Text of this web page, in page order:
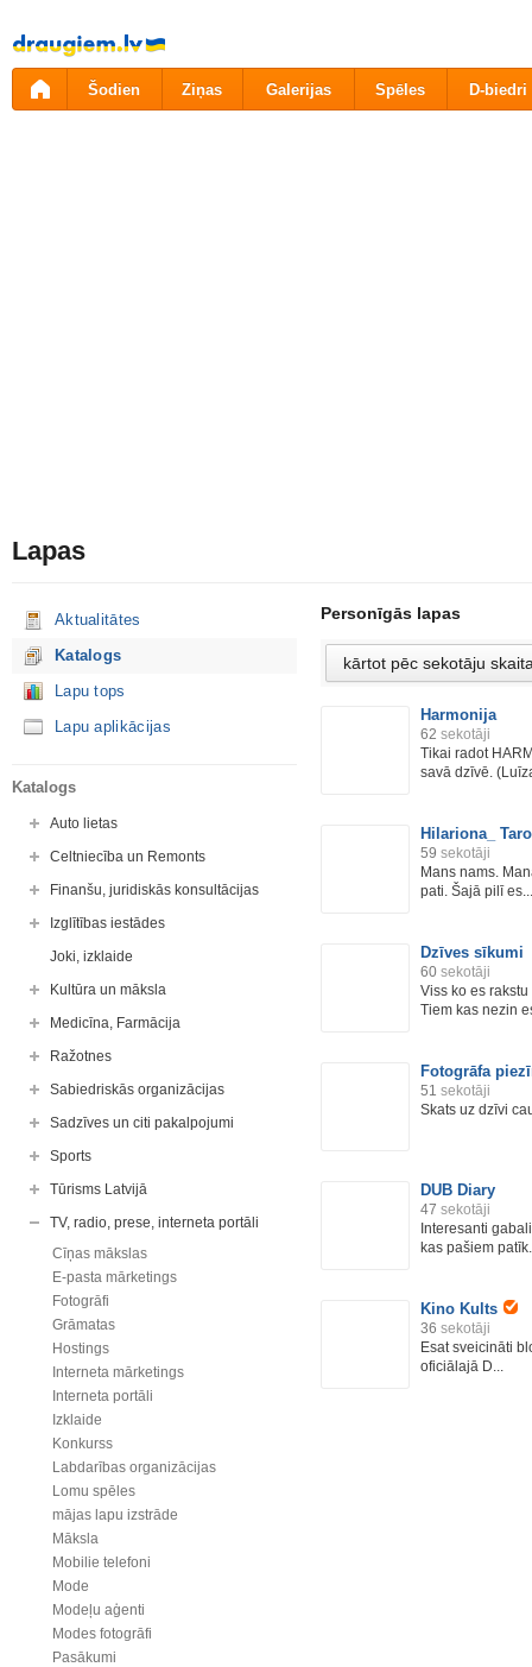
Pāriet
uz
saturu
Šodien Ziņas Galerijas Spēles D-biedri
Lapas
Aktualitātes
Katalogs
Lapu tops
Lapu aplikācijas
Katalogs
Auto lietas
Celtniecība un Remonts
Finanšu, juridiskās konsultācijas
Izglītības iestādes
Joki, izklaide
Kultūra un māksla
Medicīna, Farmācija
Ražotnes
Sabiedriskās organizācijas
Sadzīves un citi pakalpojumi
Sports
Tūrisms Latvijā
TV, radio, prese, interneta portāli
Cīņas mākslas
E-pasta mārketings
Fotogrāfi
Grāmatas
Hostings
Interneta mārketings
Interneta portāli
Izklaide
Konkurss
Labdarības organizācijas
Lomu spēles
mājas lapu izstrāde
Māksla
Mobilie telefoni
Mode
Modeļu aģenti
Modes fotogrāfi
Pasākumi
Personīgās lapas
Harmonija
62 sekotāji
Tikai radot
savā dzīvē.
Hilariona_ Taro
59 sekotāji
Mans nams.
pati. Šajā pilī es...
Dzīves sīkumi
60 sekotāji
Viss ko es
Tiem kas nezin
Fotogrāfa
51 sekotāji
Skats uz dzīvi
DUB Diary
47 sekotāji
Interesanti
kas pašiem
Kino Kults
36 sekotāji
Esat sveicināti
oficiālajā D...